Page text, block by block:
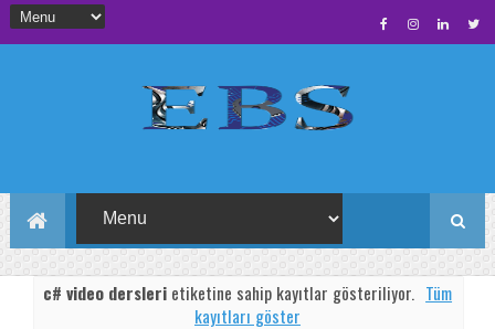
c# video derslerietiketine sahip kayıtlar gösteriliyor. Tüm
kayıtları göster